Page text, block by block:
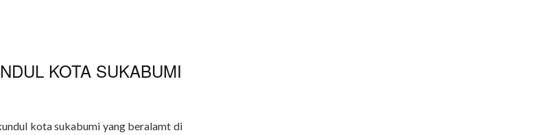
KOTA SUKABUMI
kota sukabumi yang beralamt di